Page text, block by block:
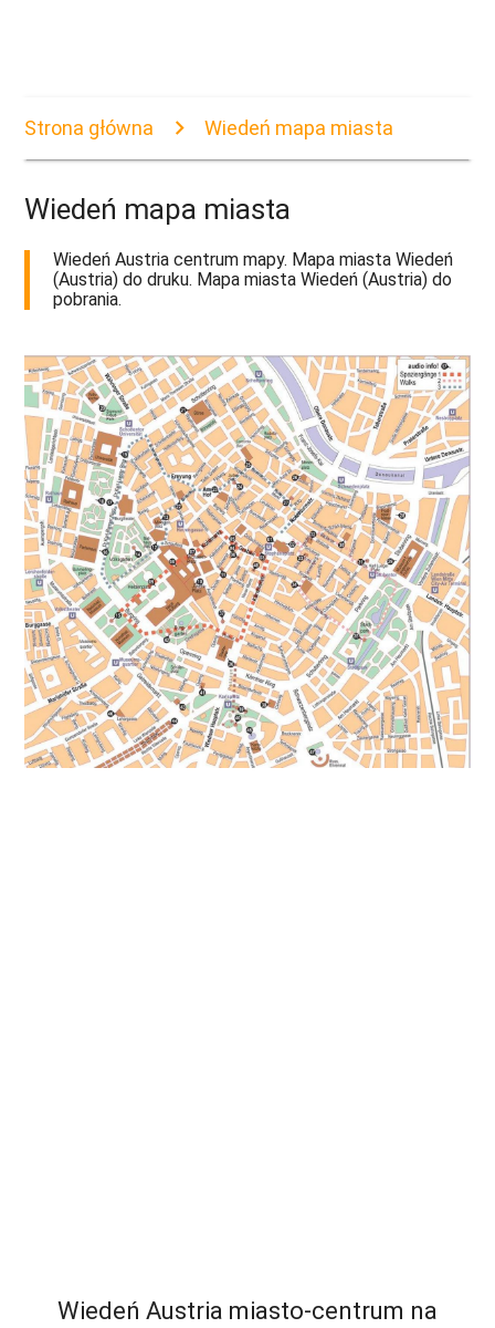
Strona główna Wiedeń mapa miasta
Wiedeń mapa miasta
Wiedeń Austria centrum mapy. Mapa miasta Wiedeń
(Austria) do druku. Mapa miasta Wiedeń (Austria) do
pobrania.
Wiedeń Austria miasto-centrum na